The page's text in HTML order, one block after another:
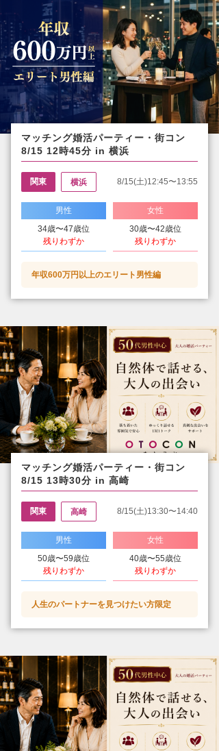
マッチング婚活パーティー・街コン
8/15 12時45分 in 横浜
関東 横浜 8/15(土)12:45〜13:55
男性
34歳〜47歳位
残りわずか
女性
30歳〜42歳位
残りわずか
年収600万円以上のエリート男性編
マッチング婚活パーティー・街コン
8/15 13時30分 in 高崎
関東 高崎 8/15(土)13:30〜14:40
男性
50歳〜59歳位
残りわずか
女性
40歳〜55歳位
残りわずか
人生のパートナーを見つけたい方限定